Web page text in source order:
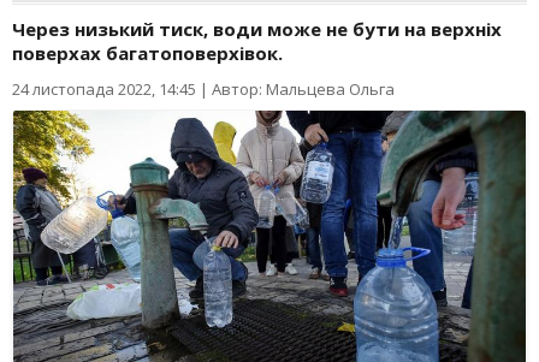
Через низький тиск, води може не бути на верхніх
поверхах багатоповерхівок.
24 листопада 2022, 14:45 | Автор: Мальцева Ольга